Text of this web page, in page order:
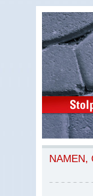
NAMEN,